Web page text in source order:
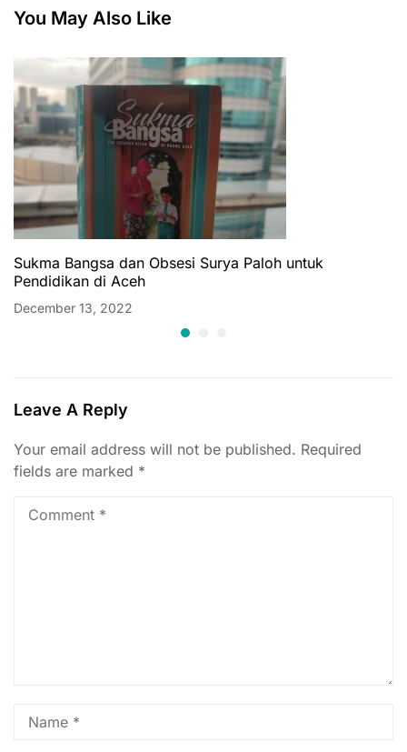
You May Also Like
Sukma Bangsa dan Obsesi Surya Paloh untuk
Pendidikan di Aceh
December 13, 2022
Leave A Reply
Your email address will not be published. Required
fields are marked *